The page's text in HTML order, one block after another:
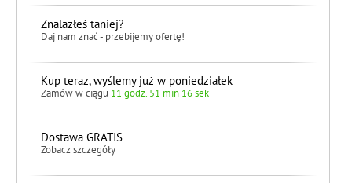
Znalazłeś taniej?
Daj nam znać - przebijemy ofertę!
Kup teraz, wyślemy już w poniedziałek
Zamów w ciągu 11 godz. 51 min 15 sek
Dostawa GRATIS
Zobacz szczegóły